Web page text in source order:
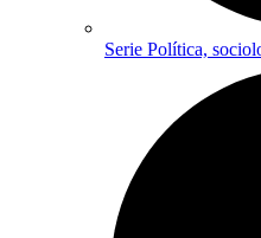
Serie Política,